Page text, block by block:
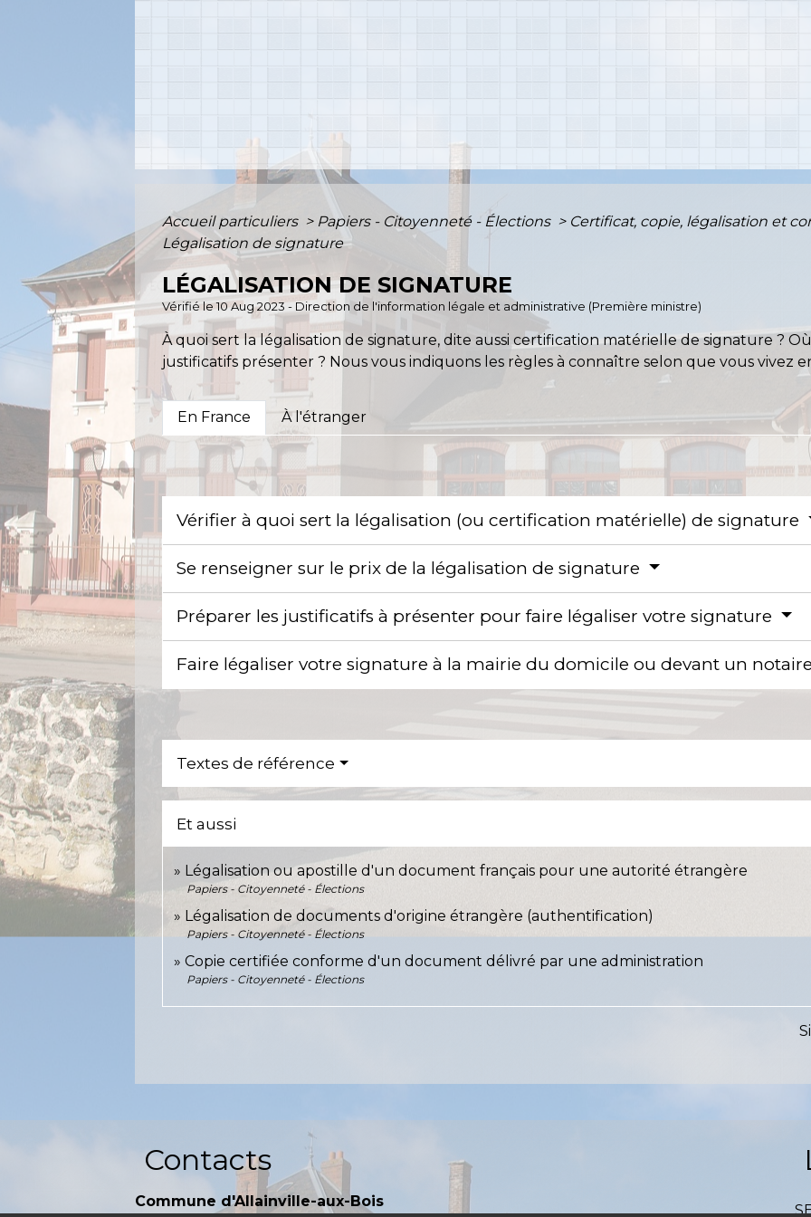
Accueil particuliers > Papiers - Citoyenneté - Élections > Certificat, copie, légalisation et
Légalisation de signature
LÉGALISATION DE SIGNATURE
Vérifié le 10 Aug 2023 - Direction de l'information légale et administrative (Première ministre)
À quoi sert la légalisation de signature, dite aussi certification matérielle de signature ?
justificatifs présenter ? Nous vous indiquons les règles à connaître selon que vous vivez
En France À l'étranger
Vérifier à quoi sert la légalisation (ou certification matérielle) de signature
Se renseigner sur le prix de la légalisation de signature
Préparer les justificatifs à présenter pour faire légaliser votre signature
Faire légaliser votre signature à la mairie du domicile ou devant un notaire
Textes de référence
Et aussi
Légalisation ou apostille d'un document français pour une autorité étrangère
Papiers - Citoyenneté - Élections
Légalisation de documents d'origine étrangère (authentification)
Papiers - Citoyenneté - Élections
Copie certifiée conforme d'un document délivré par une administration
Papiers - Citoyenneté - Élections
Contacts
Commune d'Allainville-aux-Bois